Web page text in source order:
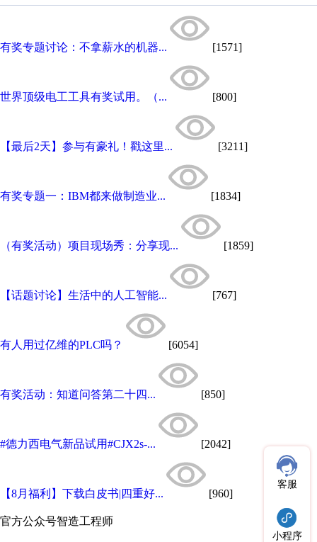
有奖专题讨论：不拿薪水的机器... [1571]
世界顶级电工工具有奖试用。（... [800]
【最后2天】参与有豪礼！戳这里... [3211]
有奖专题一：IBM都来做制造业... [1834]
（有奖活动）项目现场秀：分享现... [1859]
【话题讨论】生活中的人工智能... [767]
有人用过亿维的PLC吗？ [6054]
​有奖活动：知道问答第二十四... [850]
#德力西电气新品试用#CJX2s-... [2042]
【8月福利】下载白皮书|四重好... [960]
官方公众号智造工程师
客服
小程序